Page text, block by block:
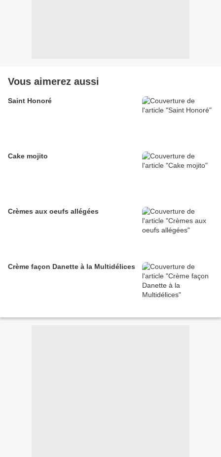
Vous aimerez aussi
Saint Honoré
Cake mojito
Crèmes aux oeufs allégées
Crème façon Danette à la Multidélices